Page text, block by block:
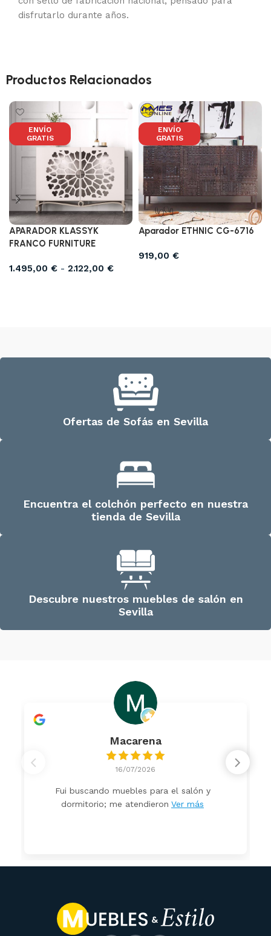
disfrutarlo durante años.
Productos Relacionados
ENVÍO
GRATIS
APARADOR KLASSYK
FRANCO FURNITURE
1.495,00 € - 2.122,00 €
ENVÍO
GRATIS
Aparador ETHNIC CG-6716
919,00 €
Ofertas de Sofás en Sevilla
Encuentra el colchón perfecto en nuestra
tienda de Sevilla
Descubre nuestros muebles de salón en
Sevilla
Macarena
16/07/2026
Fui buscando muebles para el salón y
dormitorio; me atendieron Ver más